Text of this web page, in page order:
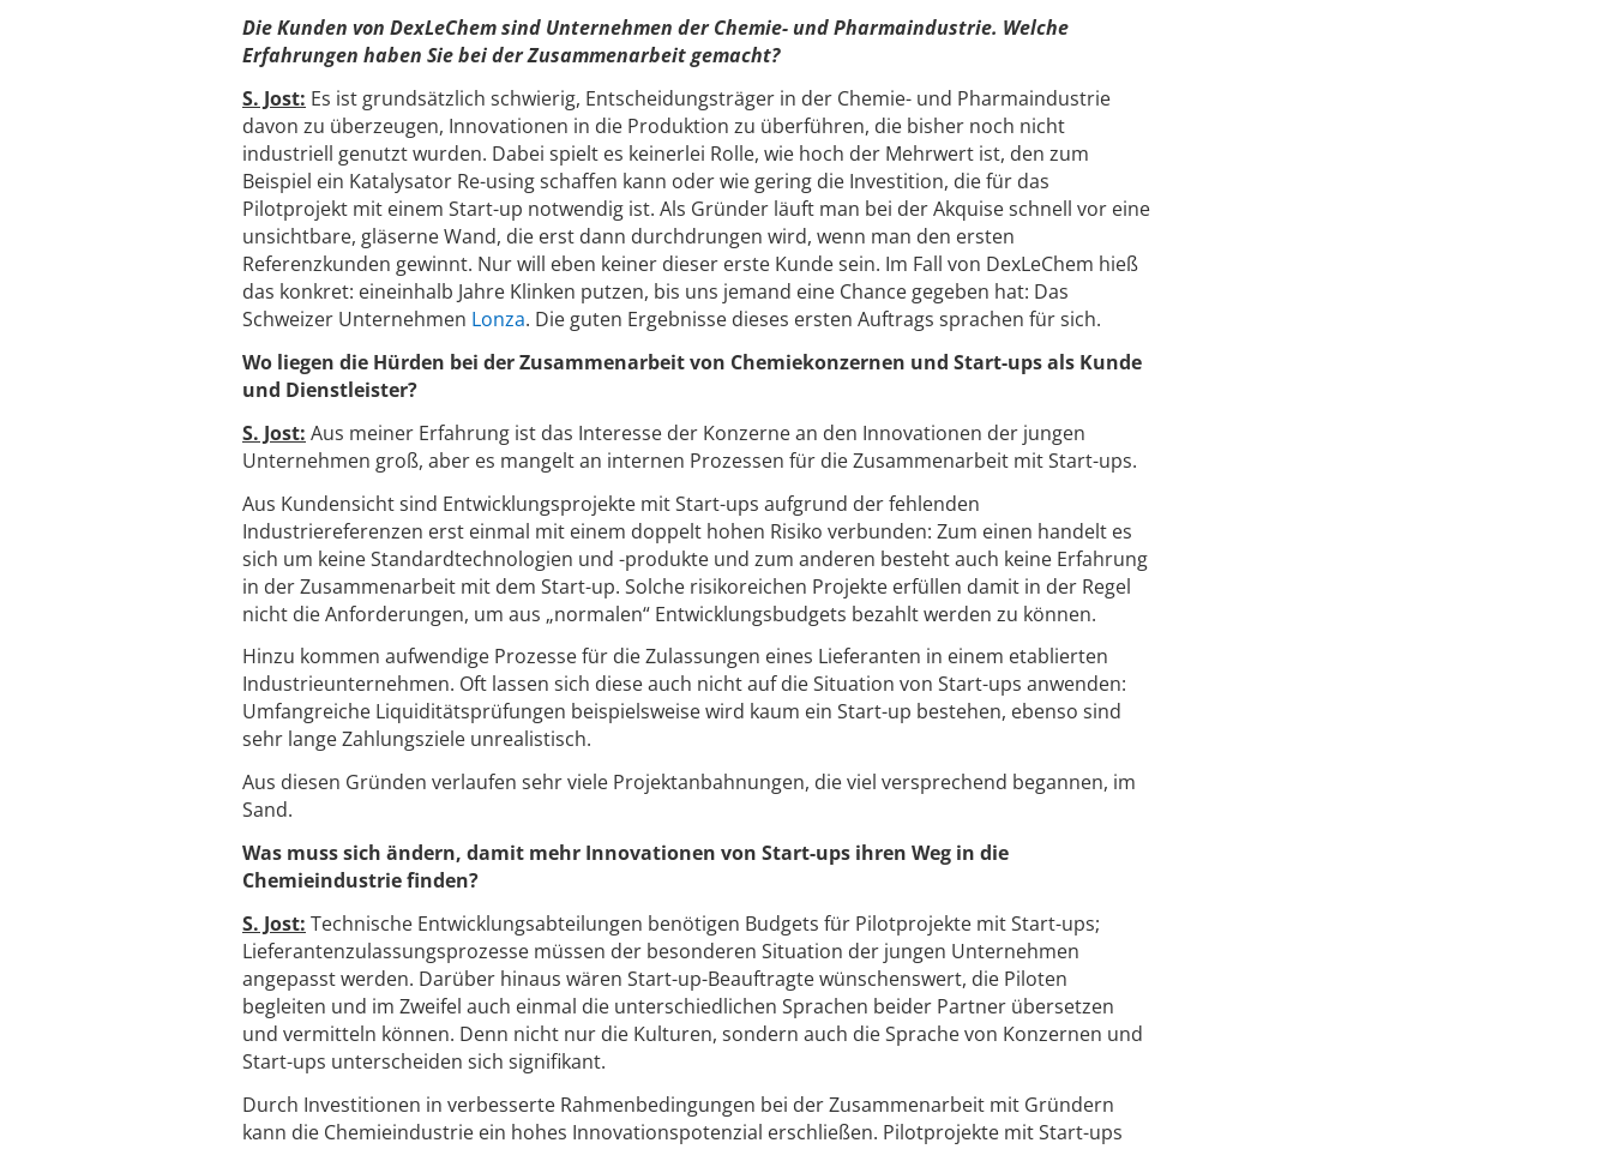
Die Kunden von DexLeChem sind Unternehmen der Chemie- und Pharmaindustrie. Welche
Erfahrungen haben Sie bei der Zusammenarbeit gemacht?
S. Jost: Es ist grundsätzlich schwierig, Entscheidungsträger in der Chemie- und Pharmaindustrie
davon zu überzeugen, Innovationen in die Produktion zu überführen, die bisher noch nicht
industriell genutzt wurden. Dabei spielt es keinerlei Rolle, wie hoch der Mehrwert ist, den zum
Beispiel ein Katalysator Re-using schaffen kann oder wie gering die Investition, die für das
Pilotprojekt mit einem Start-up notwendig ist. Als Gründer läuft man bei der Akquise schnell vor eine
unsichtbare, gläserne Wand, die erst dann durchdrungen wird, wenn man den ersten
Referenzkunden gewinnt. Nur will eben keiner dieser erste Kunde sein. Im Fall von DexLeChem hieß
das konkret: eineinhalb Jahre Klinken putzen, bis uns jemand eine Chance gegeben hat: Das
Schweizer Unternehmen Lonza. Die guten Ergebnisse dieses ersten Auftrags sprachen für sich.
Wo liegen die Hürden bei der Zusammenarbeit von Chemiekonzernen und Start-ups als Kunde
und Dienstleister?
S. Jost: Aus meiner Erfahrung ist das Interesse der Konzerne an den Innovationen der jungen
Unternehmen groß, aber es mangelt an internen Prozessen für die Zusammenarbeit mit Start-ups.
Aus Kundensicht sind Entwicklungsprojekte mit Start-ups aufgrund der fehlenden
Industriereferenzen erst einmal mit einem doppelt hohen Risiko verbunden: Zum einen handelt es
sich um keine Standardtechnologien und -produkte und zum anderen besteht auch keine Erfahrung
in der Zusammenarbeit mit dem Start-up. Solche risikoreichen Projekte erfüllen damit in der Regel
nicht die Anforderungen, um aus „normalen“ Entwicklungsbudgets bezahlt werden zu können.
Hinzu kommen aufwendige Prozesse für die Zulassungen eines Lieferanten in einem etablierten
Industrieunternehmen. Oft lassen sich diese auch nicht auf die Situation von Start-ups anwenden:
Umfangreiche Liquiditätsprüfungen beispielsweise wird kaum ein Start-up bestehen, ebenso sind
sehr lange Zahlungsziele unrealistisch.
Aus diesen Gründen verlaufen sehr viele Projektanbahnungen, die viel versprechend begannen, im
Sand.
Was muss sich ändern, damit mehr Innovationen von Start-ups ihren Weg in die
Chemieindustrie finden?
S. Jost: Technische Entwicklungsabteilungen benötigen Budgets für Pilotprojekte mit Start-ups;
Lieferantenzulassungsprozesse müssen der besonderen Situation der jungen Unternehmen
angepasst werden. Darüber hinaus wären Start-up-Beauftragte wünschenswert, die Piloten
begleiten und im Zweifel auch einmal die unterschiedlichen Sprachen beider Partner übersetzen
und vermitteln können. Denn nicht nur die Kulturen, sondern auch die Sprache von Konzernen und
Start-ups unterscheiden sich signifikant.
Durch Investitionen in verbesserte Rahmenbedingungen bei der Zusammenarbeit mit Gründern
kann die Chemieindustrie ein hohes Innovationspotenzial erschließen. Pilotprojekte mit Start-ups